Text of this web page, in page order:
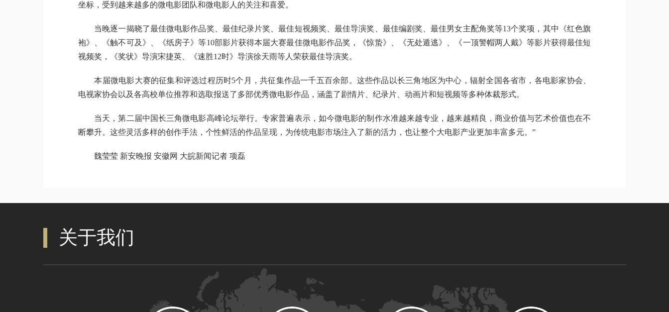
坐标，受到越来越多的微电影团队和微电影人的关注和喜爱。
当晚逐一揭晓了最佳微电影作品奖、最佳纪录片奖、最佳短视频奖、最佳导演奖、最佳编剧奖、最佳男女主配角奖等13个奖项，其中《红色旗
袍》、《触不可及》、《纸房子》等10部影片获得本届大赛最佳微电影作品奖，《惊蛰》、《无处遁逃》、《一顶警帽两人戴》等影片获得最佳短
视频奖，《奖状》导演宋捷英、《速胜12时》导演徐天雨等人荣获最佳导演奖。
本届微电影大赛的征集和评选过程历时5个月，共征集作品一千五百余部。这些作品以长三角地区为中心，辐射全国各省市，各电影家协会、
电视家协会以及各高校单位推荐和选取报送了多部优秀微电影作品，涵盖了剧情片、纪录片、动画片和短视频等多种体裁形式。
当天，第二届中国长三角微电影高峰论坛举行。专家普遍表示，如今微电影的制作水准越来越专业，越来越精良，商业价值与艺术价值也在不
断攀升。这些灵活多样的创作手法，个性鲜活的作品呈现，为传统电影市场注入了新的活力，也让整个大电影产业更加丰富多元。”
魏莹莹 新安晚报 安徽网 大皖新闻记者 项磊
关于我们